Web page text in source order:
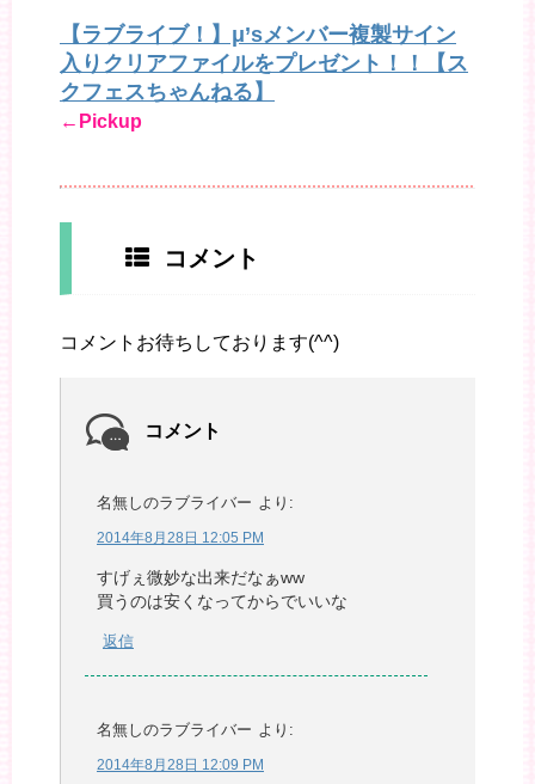
【ラブライブ！】μ’sメンバー複製サイン
入りクリアファイルをプレゼント！！【ス
クフェスちゃんねる】
←Pickup
コメント
コメントお待ちしております(^^)
コメント
名無しのラブライバー より:
2014年8月28日 12:05 PM
すげぇ微妙な出来だなぁww
買うのは安くなってからでいいな
返信
名無しのラブライバー より:
2014年8月28日 12:09 PM